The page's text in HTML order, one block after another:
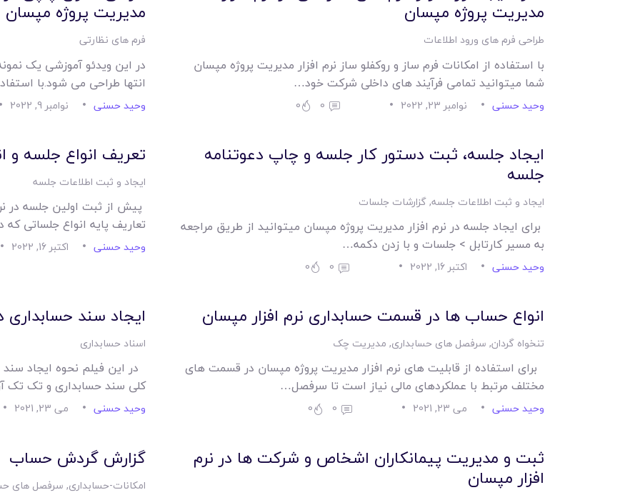
مدیریت پروژه مپسان
طراحی فرم های ورود اطلاعات
با استفاده از امکانات فرم ساز و روکفلو ساز نرم افزار مدیریت پروژه مپسان
شما میتوانید تمامی فرآیند های داخلی شرکت خود…
وحید حسنی نوامبر 23, 2022 0
0
مدیریت پروژه مپسان
فرم های نظارتی
در این ویدئو آموزشی یک
انتها طراحی می شود.با
وحید حسنی نوامبر 9, 2022
ایجاد جلسه، ثبت دستور کار جلسه و چاپ دعوتنامه
جلسه
ایجاد و ثبت اطلاعات جلسه,گزارشات جلسات
برای ایجاد جلسه در نرم افزار مدیریت پروژه مپسان میتوانید از طریق مراجعه
به مسیر کارتابل > جلسات و با زدن دکمه…
وحید حسنی اکتبر 16, 2022 0
0
تعریف انواع جلسه
ایجاد و ثبت اطلاعات جلسه
پیش از ثبت اولین جلسه در
تعاریف پایه انواع جلساتی
وحید حسنی اکتبر 16, 2022
انواع حساب ها در قسمت حسابداری نرم افزار مپسان
تنخواه گردان, سرفصل های حسابداری, مدیریت چک
برای استفاده از قابلیت های نرم افزار مدیریت پروژه مپسان در قسمت های
مختلف مرتبط با عملکردهای مالی نیاز است تا سرفصل…
وحید حسنی می 23, 2021 0
0
ایجاد سند حسابداری
اسناد حسابداری
در این فیلم نحوه ایجاد
کلی سند حسابداری و تک تک
وحید حسنی می 23, 2021
ثبت و مدیریت پیمانکاران اشخاص و شرکت ها در نرم
افزار مپسان
گزارش گردش حساب
امکانات-حسابداری, سرفصل های